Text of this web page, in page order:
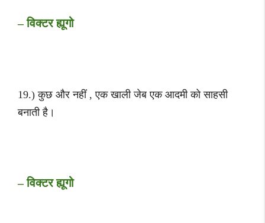
– विक्टर ह्यूगो
19.) कुछ और नहीं , एक खाली जेब एक आदमी को साहसी
बनाती है।
– विक्टर ह्यूगो